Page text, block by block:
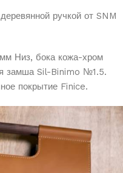
ручкой от SNM
Низ, бока кожа-хром
замша Sil-Binimo №1.5.
покрытие Finice.